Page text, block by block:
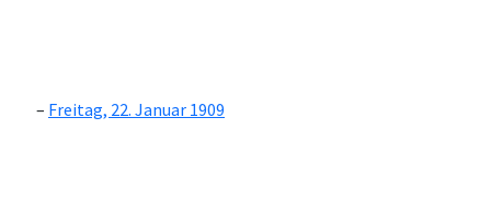
Freitag, 22. Januar 1909